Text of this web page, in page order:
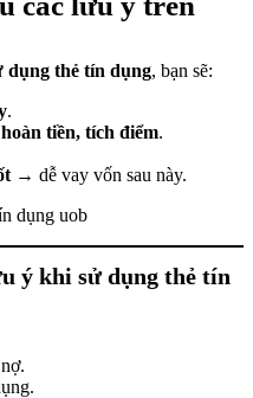
dụng thẻ tín dụng, bạn sẽ:
.
tiền, tích điểm.
→ dễ vay vốn sau này.
ý khi sử dụng thẻ tín